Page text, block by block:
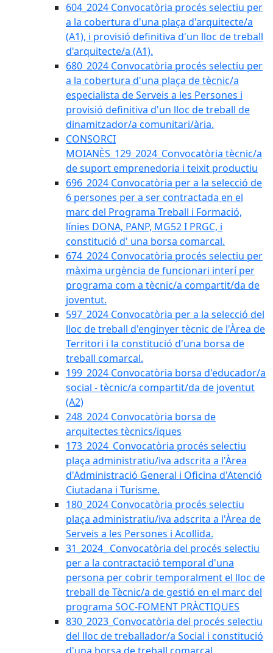
604_2024 Convocatòria procés selectiu per
a la cobertura d'una plaça d'arquitecte/a
(A1), i provisió definitiva d'un lloc de treball
d'arquitecte/a (A1).
680_2024 Convocatòria procés selectiu per
a la cobertura d'una plaça de tècnic/a
especialista de Serveis a les Persones i
provisió definitiva d'un lloc de treball de
dinamitzador/a comunitari/ària.
CONSORCI
MOIANÈS_129_2024_Convocatòria tècnic/a
de suport emprenedoria i teixit productiu
696_2024 Convocatòria per a la selecció de
6 persones per a ser contractada en el
marc del Programa Treball i Formació,
línies DONA, PANP, MG52 I PRGC, i
constitució d' una borsa comarcal.
674_2024 Convocatòria procés selectiu per
màxima urgència de funcionari interí per
programa com a tècnic/a compartit/da de
joventut.
597_2024 Convocatòria per a la selecció del
lloc de treball d'enginyer tècnic de l'Àrea de
Territori i la constitució d'una borsa de
treball comarcal.
199_2024 Convocatòria borsa d'educador/a
social - tècnic/a compartit/da de joventut
(A2)
248_2024 Convocatòria borsa de
arquitectes tècnics/iques
173_2024_Convocatòria procés selectiu
plaça administratiu/iva adscrita a l'Àrea
d'Administració General i Oficina d'Atenció
Ciutadana i Turisme.
180_2024 Convocatòria procés selectiu
plaça administratiu/iva adscrita a l'Àrea de
Serveis a les Persones i Acollida.
31_2024_ Convocatòria del procés selectiu
per a la contractació temporal d'una
persona per cobrir temporalment el lloc de
treball de Tècnic/a de gestió en el marc del
programa SOC-FOMENT PRÀCTIQUES
830_2023_Convocatòria del procés selectiu
del lloc de treballador/a Social i constitució